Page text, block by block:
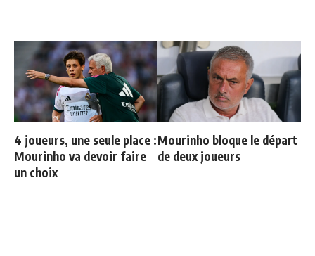
4 joueurs, une seule place :
Mourinho va devoir faire
un choix
Mourinho bloque le départ
de deux joueurs